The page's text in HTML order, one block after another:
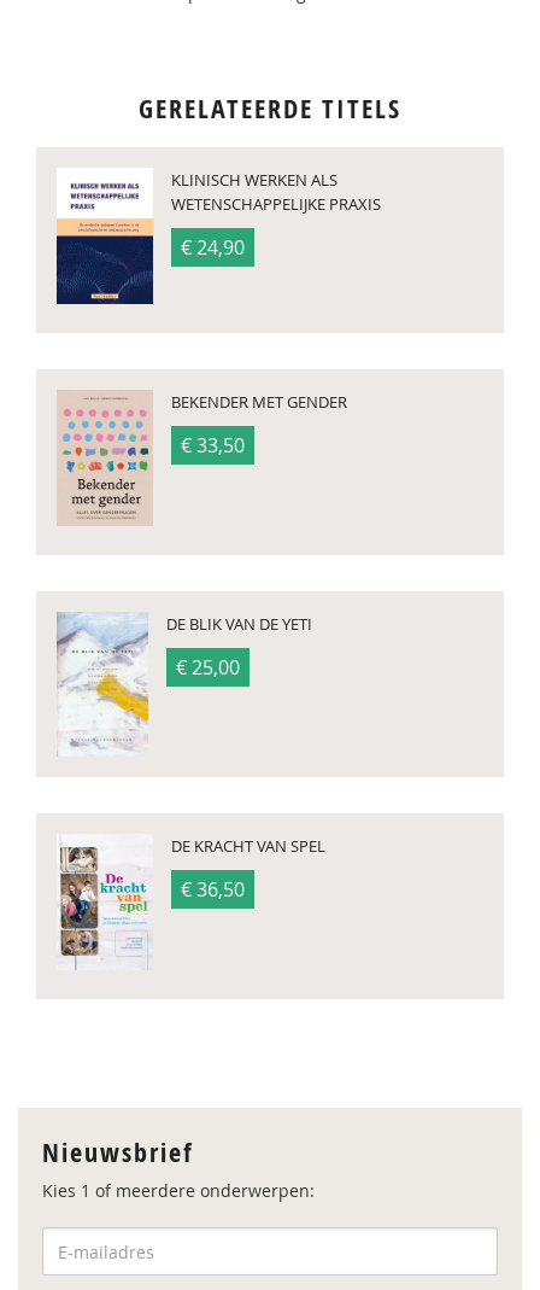
GERELATEERDE TITELS
KLINISCH WERKEN ALS
WETENSCHAPPELIJKE PRAXIS
€ 24,90
BEKENDER MET GENDER
€ 33,50
DE BLIK VAN DE YETI
€ 25,00
DE KRACHT VAN SPEL
€ 36,50
Nieuwsbrief
Kies 1 of meerdere onderwerpen: